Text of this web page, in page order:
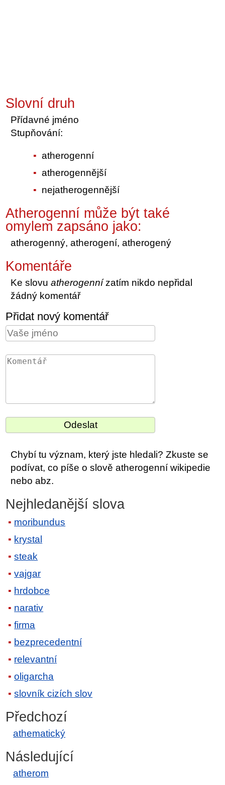
Slovní druh
Přídavné jméno
Stupňování:
atherogenní
atherogennější
nejatherogennější
Atherogenní může být také
omylem zapsáno jako:
atherogenný, atherogení, atherogený
Komentáře
Ke slovuatherogennízatím nikdo nepřidal
žádný komentář
Přidat nový komentář
Chybí tu význam, který jste hledali? Zkuste se
podívat, co píše o slově atherogenní wikipedie
nebo abz.
Nejhledanější slova
moribundus
krystal
steak
vajgar
hrdobce
narativ
firma
bezprecedentní
relevantní
oligarcha
slovník cizích slov
Předchozí
athematický
Následující
atherom